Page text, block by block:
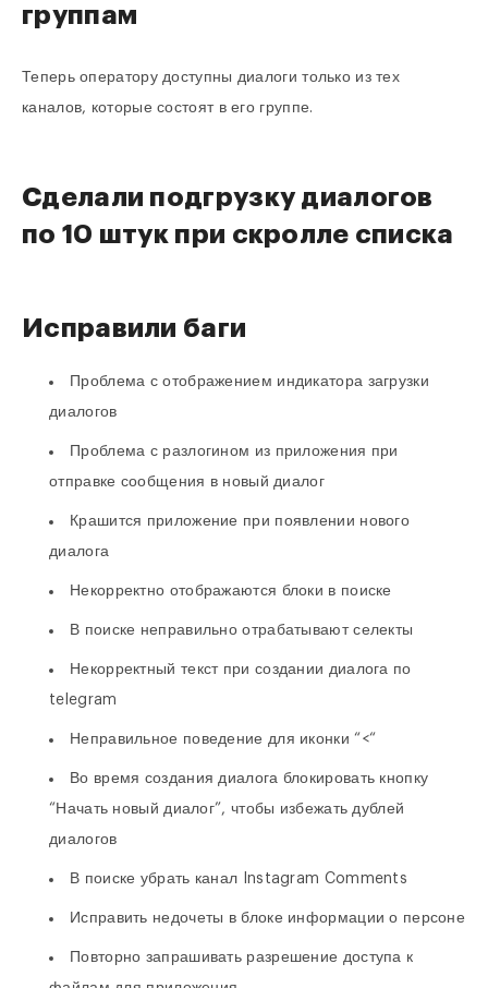
группам
Теперь оператору доступны диалоги только из тех
каналов, которые состоят в его группе.
Сделали подгрузку диалогов
по 10 штук при скролле списка
Исправили баги
Проблема с отображением индикатора загрузки
диалогов
Проблема с разлогином из приложения при
отправке сообщения в новый диалог
Крашится приложение при появлении нового
диалога
Некорректно отображаются блоки в поиске
В поиске неправильно отрабатывают селекты
Некорректный текст при создании диалога по
telegram
Неправильное поведение для иконки “<“
Во время создания диалога блокировать кнопку
“Начать новый диалог”, чтобы избежать дублей
диалогов
В поиске убрать канал Instagram Comments
Исправить недочеты в блоке информации о персоне
Повторно запрашивать разрешение доступа к